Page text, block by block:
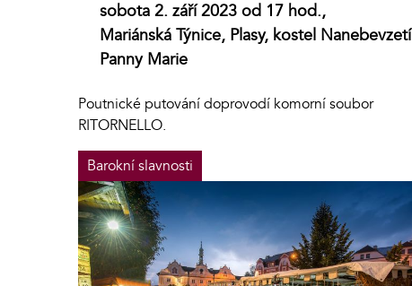
sobota 2. září 2023 od 17 hod.,
Mariánská Týnice, Plasy, kostel Nanebevzetí
Panny Marie
Poutnické putování doprovodí komorní soubor
RITORNELLO.
Barokní slavnosti